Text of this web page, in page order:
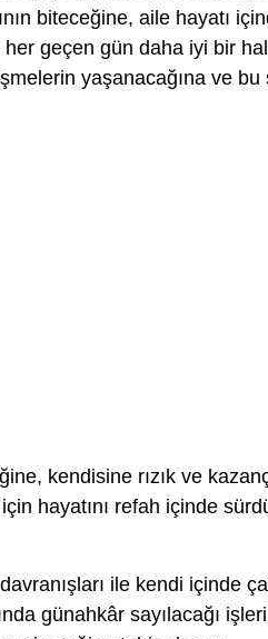
biteceğine, aile hayatı
geçen gün daha iyi bir
yaşanacağına ve bu
kendisine rızık ve
hayatını refah içinde
ile kendi içinde
günahkâr sayılacağı